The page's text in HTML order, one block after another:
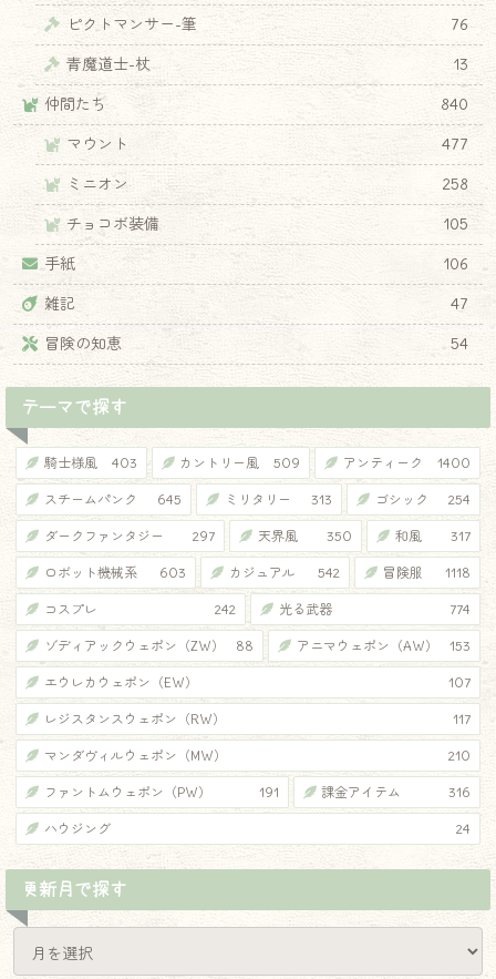
ピクトマンサー-筆
76
青魔道士-杖
13
仲間たち
840
マウント
477
ミニオン
258
チョコボ装備
105
手紙
106
雑記
47
冒険の知恵
54
テーマで探す
騎士様風 403 カントリー風 509 アンティーク 1400
スチームパンク 645 ミリタリー 313 ゴシック 254
ダークファンタジー 297 天界風 350 和風 317
ロボット機械系 603 カジュアル 542 冒険服 1118
コスプレ 242 光る武器 774
ゾディアックウェポン（ZW） 88 アニマウェポン（AW） 153
エウレカウェポン（EW） 107
レジスタンスウェポン（RW） 117
マンダヴィルウェポン（MW） 210
ファントムウェポン（PW） 191 課金アイテム 316
ハウジング 24
更新月で探す